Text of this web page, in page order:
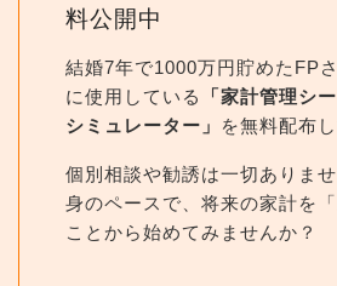
料公開中
結婚7年で1000万円貯めたFP
に使用している
「家計管理シ
シミュレーター」
を無料配布
個別相談や勧誘は一切ありま
身のペースで、将来の家計を
ことから始めてみませんか？